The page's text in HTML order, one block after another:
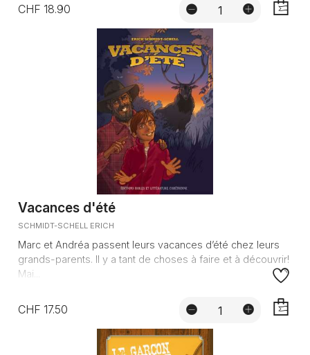
CHF 18.90
Vacances d'été
SCHMIDT-SCHELL ERICH
Marc et Andréa passent leurs vacances d’été chez leurs
grands-parents. Il y a tant de choses à faire et à découvrir!
Mai...
CHF 17.50